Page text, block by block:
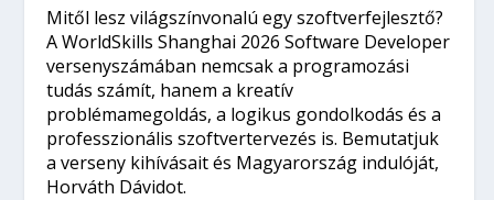
Mitől lesz világszínvonalú egy szoftverfejlesztő?
A WorldSkills Shanghai 2026 Software Developer
versenyszámában nemcsak a programozási
tudás számít, hanem a kreatív
problémamegoldás, a logikus gondolkodás és a
professzionális szoftvertervezés is. Bemutatjuk
a verseny kihívásait és Magyarország indulóját,
Horváth Dávidot.